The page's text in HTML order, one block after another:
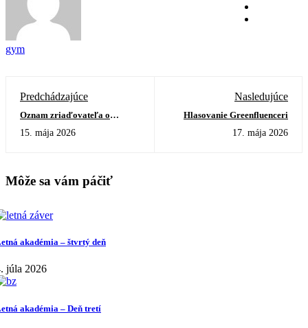
gym
Predchádzajúce
Oznam zriaďovateľa o
15. mája 2026
Nasledujúce
Hlasovanie Greenfluenceri
17. mája 2026
Môže sa vám páčiť
akadémia – štvrtý deň
júla 2026
akadémia – Deň tretí